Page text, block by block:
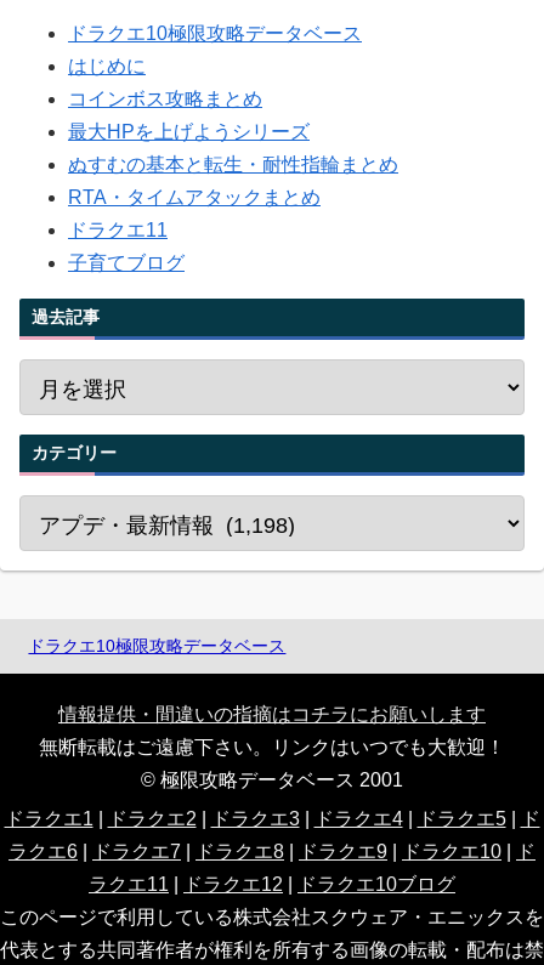
ドラクエ10極限攻略データベース
はじめに
コインボス攻略まとめ
最大HPを上げようシリーズ
ぬすむの基本と転生・耐性指輪まとめ
RTA・タイムアタックまとめ
ドラクエ11
子育てブログ
過去記事
カテゴリー
ドラクエ10極限攻略データベース
情報提供・間違いの指摘はコチラにお願いします
無断転載はご遠慮下さい。リンクはいつでも大歓迎！
© 極限攻略データベース 2001
ドラクエ1| ドラクエ2 ドラクエ3| ドラクエ4| ドラクエ5|
ド
ラクエ6
ドラクエ7 ドラクエ8 ドラクエ9 ドラクエ10
ド
ラクエ11
ドラクエ12
ドラクエ10ブログ
このページで利用している株式会社スクウェア・エニックスを
代表とする共同著作者が権利を所有する画像の転載・配布は禁